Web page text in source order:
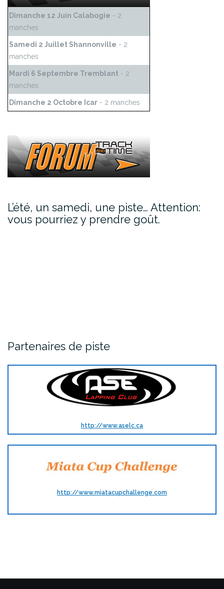
Dimanche 12 Juin Calabogie - 2
manches
Samedi 2 Juillet Shannonville - 2
manches
Mardi 6 Septembre Tremblant - 2
manches
Dimanche 2 Octobre Icar - 2 manches
L’été, un samedi, une piste… Attention:
vous pourriez y prendre goût.
Partenaires de piste
http://www.aselc.ca
http://www.miatacupchallenge.com